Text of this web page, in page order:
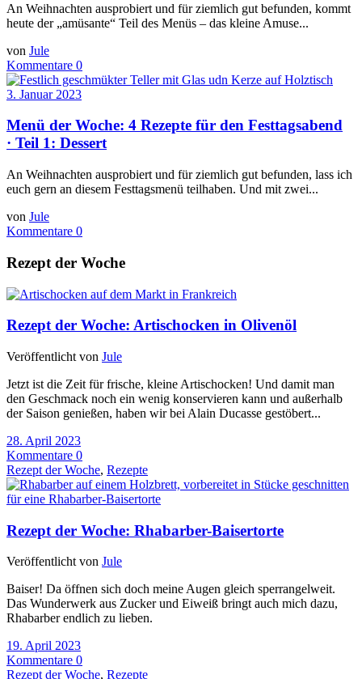
An Weihnachten ausprobiert und für ziemlich gut befunden, kommt
heute der „amüsante“ Teil des Menüs – das kleine Amuse...
von Jule
Kommentare 0
3. Januar 2023
Menü der Woche: 4 Rezepte für den Festtagsabend
· Teil 1: Dessert
An Weihnachten ausprobiert und für ziemlich gut befunden, lass ich
euch gern an diesem Festtagsmenü teilhaben. Und mit zwei...
von Jule
Kommentare 0
Rezept der Woche
Rezept der Woche: Artischocken in Olivenöl
Veröffentlicht von Jule
Jetzt ist die Zeit für frische, kleine Artischocken! Und damit man
den Geschmack noch ein wenig konservieren kann und außerhalb
der Saison genießen, haben wir bei Alain Ducasse gestöbert...
28. April 2023
Kommentare 0
Rezept der Woche, Rezepte
Rezept der Woche: Rhabarber-Baisertorte
Veröffentlicht von Jule
Baiser! Da öffnen sich doch meine Augen gleich sperrangelweit.
Das Wunderwerk aus Zucker und Eiweiß bringt auch mich dazu,
Rhabarber endlich zu lieben.
19. April 2023
Kommentare 0
Rezept der Woche, Rezepte